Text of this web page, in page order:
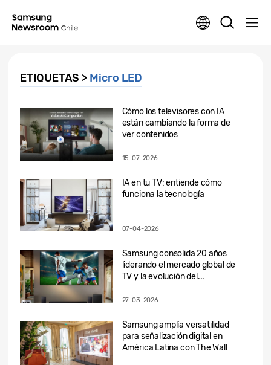
ETIQUETAS > Micro LED
Cómo los televisores con IA
están cambiando la forma de
ver contenidos
15-07-2026
IA en tu TV: entiende cómo
funciona la tecnología
07-04-2026
Samsung consolida 20 años
liderando el mercado global de
TV y la evolución del...
27-03-2026
Samsung amplía versatilidad
para señalización digital en
América Latina con The Wall